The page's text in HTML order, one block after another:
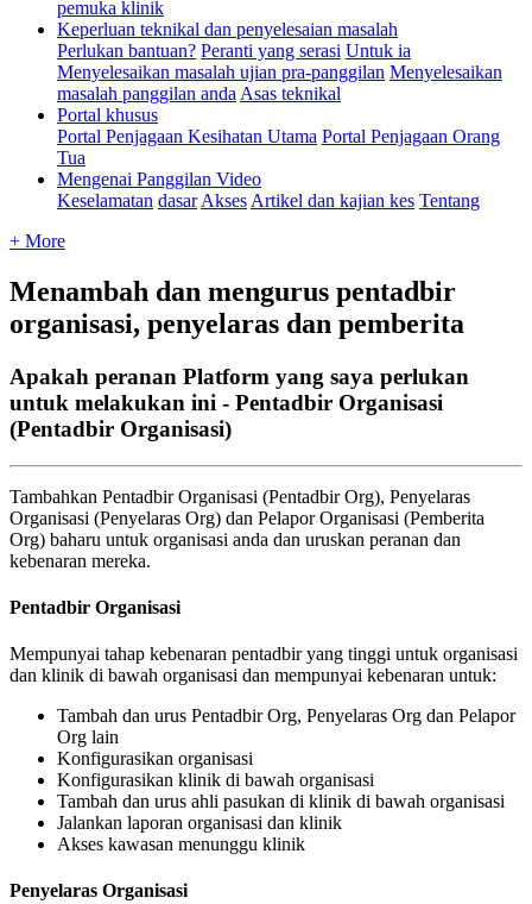
pemuka klinik
Keperluan teknikal dan penyelesaian masalah
Perlukan bantuan? Peranti yang serasi Untuk ia
Menyelesaikan masalah ujian pra-panggilan Menyelesaikan
masalah panggilan anda Asas teknikal
Portal khusus
Portal Penjagaan Kesihatan Utama Portal Penjagaan Orang
Tua
Mengenai Panggilan Video
Keselamatan dasar Akses Artikel dan kajian kes Tentang
+ More
Menambah dan mengurus pentadbir
organisasi, penyelaras dan pemberita
Apakah peranan Platform yang saya perlukan
untuk melakukan ini - Pentadbir Organisasi
(Pentadbir Organisasi)
Tambahkan Pentadbir Organisasi (Pentadbir Org), Penyelaras
Organisasi (Penyelaras Org) dan Pelapor Organisasi (Pemberita
Org) baharu untuk organisasi anda dan uruskan peranan dan
kebenaran mereka.
Pentadbir Organisasi
Mempunyai tahap kebenaran pentadbir yang tinggi untuk organisasi
dan klinik di bawah organisasi dan mempunyai kebenaran untuk:
Tambah dan urus Pentadbir Org, Penyelaras Org dan Pelapor
Org lain
Konfigurasikan organisasi
Konfigurasikan klinik di bawah organisasi
Tambah dan urus ahli pasukan di klinik di bawah organisasi
Jalankan laporan organisasi dan klinik
Akses kawasan menunggu klinik
Penyelaras Organisasi